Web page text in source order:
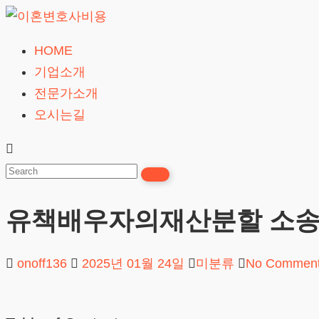
Skip
content
사
비
무료상담
HOME
기업소개
전문가소개
오시는길
유책배우자의재산분할 소
onoff136 2025년 01월 24일 미분류 No